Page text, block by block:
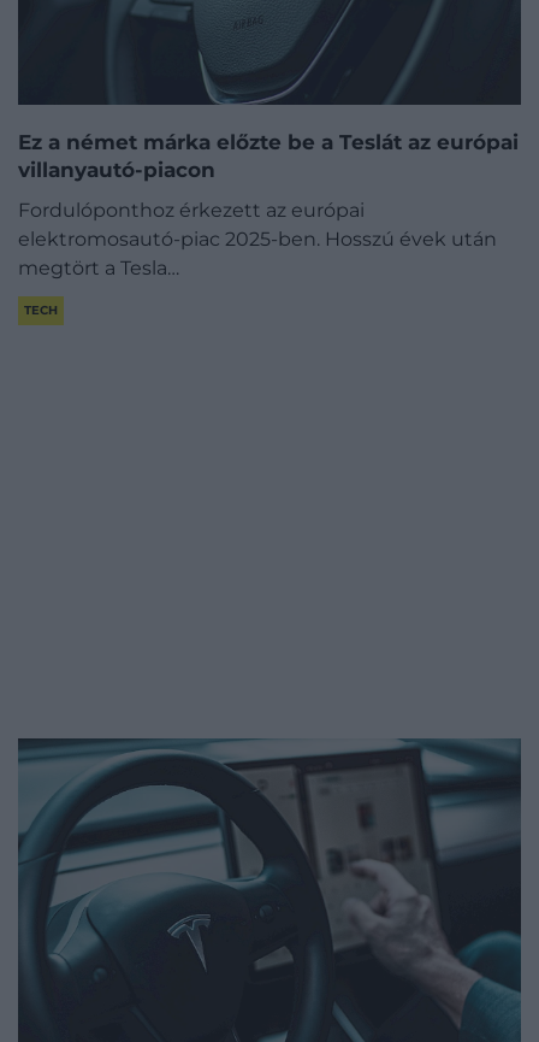
Ez a német márka előzte be a Teslát az európai
villanyautó-piacon
Fordulóponthoz érkezett az európai
elektromosautó-piac 2025-ben. Hosszú évek után
megtört a Tesla…
TECH